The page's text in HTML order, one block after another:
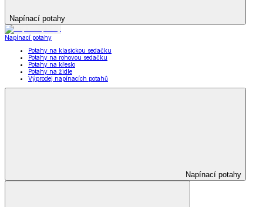
Napínací potahy
Napínací potahy
Potahy na klasickou sedačku
Potahy na rohovou sedačku
Potahy na křeslo
Potahy na židle
Výprodej napínacích potahů
Napínací potahy